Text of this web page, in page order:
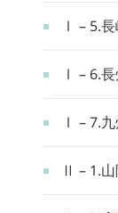
Ⅰ – 5.
Ⅰ – 6.長
Ⅰ – 7.
Ⅱ – 1.山